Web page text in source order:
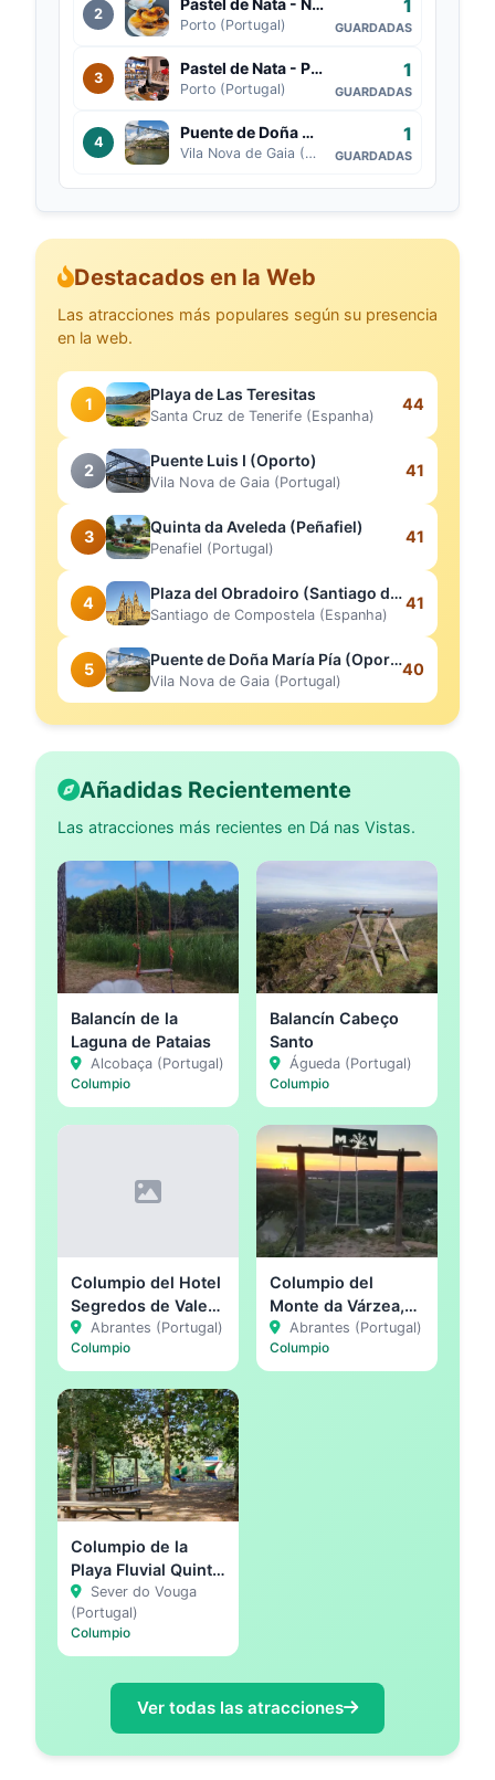
2
Pastel de Nata - NATA Lisboa - Rua Flores
Porto (Portugal)
1
GUARDADAS
3
Pastel de Nata - Padaria Ribeiro
Porto (Portugal)
1
GUARDADAS
4
Puente de Doña María Pía (Oporto)
Vila Nova de Gaia (Portugal)
1
GUARDADAS
Destacados en la Web
Las atracciones más populares según su presencia
en la web.
1
Playa de Las Teresitas
Santa Cruz de Tenerife (Espanha)
44
2
Puente Luis I (Oporto)
Vila Nova de Gaia (Portugal)
41
3
Quinta da Aveleda (Peñafiel)
Penafiel (Portugal)
41
4
Plaza del Obradoiro (Santiago de Compostela)
Santiago de Compostela (Espanha)
41
5
Puente de Doña María Pía (Oporto)
Vila Nova de Gaia (Portugal)
40
Añadidas Recientemente
Las atracciones más recientes en Dá nas Vistas.
Balancín de la
Laguna de Pataias
Alcobaça (Portugal)
Columpio
Balancín Cabeço
Santo
Águeda (Portugal)
Columpio
Columpio del Hotel
Segredos de Vale
Manso, Abrantes
Abrantes (Portugal)
Columpio
Columpio del
Monte da Várzea,
Abrantes
Abrantes (Portugal)
Columpio
Columpio de la
Playa Fluvial Quinta
do Barco, Sever do
Vouga
Sever do Vouga
(Portugal)
Columpio
Ver todas las atracciones